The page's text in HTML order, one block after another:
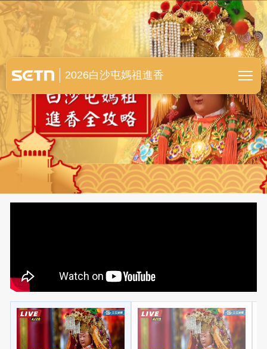
白沙屯媽祖進香全紀錄
2026白沙屯媽祖進香